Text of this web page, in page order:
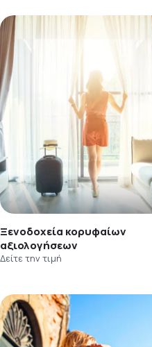
Ξενοδοχεία κορυφαίων
αξιολογήσεων
Δείτε την τιμή